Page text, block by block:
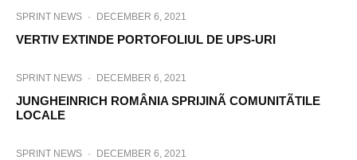
SPRINT NEWS · DECEMBER 6, 2021
VERTIV EXTINDE PORTOFOLIUL DE UPS-URI
SPRINT NEWS · DECEMBER 6, 2021
JUNGHEINRICH ROMÂNIA SPRIJINÃ COMUNITÃTILE
LOCALE
SPRINT NEWS · DECEMBER 6, 2021